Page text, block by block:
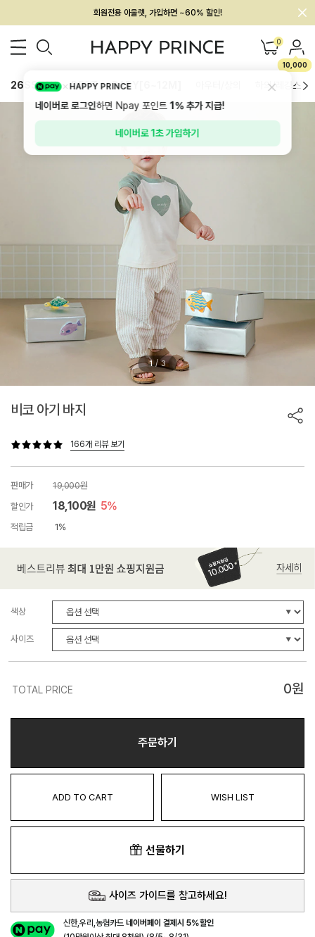
회원전용 아울렛, 가입하면 ~60% 할인!
멤버십 최대 28,000원 혜택 0
10,000
26SS 신상 BEST BABY[6~12M] 하의/레깅스
1 / 3
비코 아기 바지
166개 리뷰 보기
판매가
19,000원
할인가
18,100원 5%
적립금 1%
색상
사이즈
TOTAL PRICE 0원
주문하기
ADD TO CART WISH LIST
선물하기
사이즈 가이드를 참고하세요!
신한,우리,농협카드네이버페이 결제시 5%할인
HAPPY PRINCE
네이버로 로그인하면 Npay 포인트1%추가 지급!
네이버로 1초 가입하기